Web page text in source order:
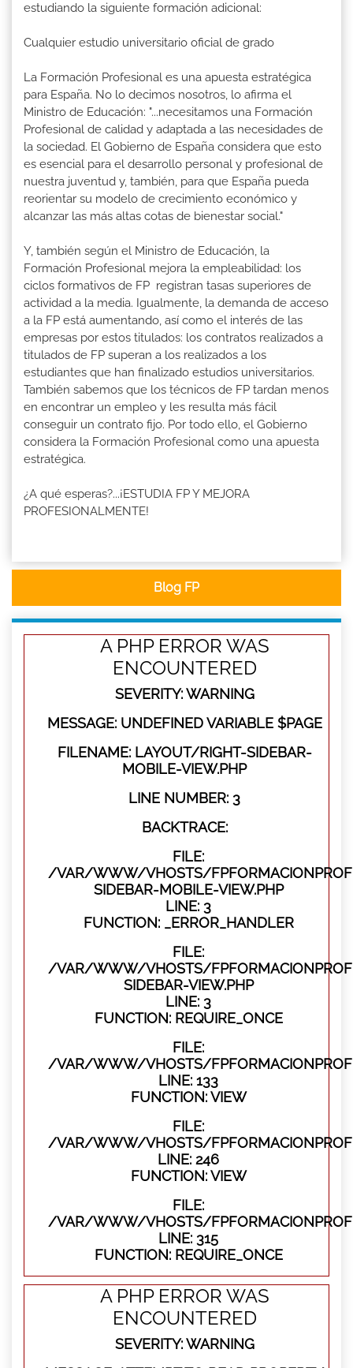
estudiando la siguiente formación adicional:
Cualquier estudio universitario oficial de grado
La Formación Profesional es una apuesta estratégica
para España. No lo decimos nosotros, lo afirma el
Ministro de Educación: "...necesitamos una Formación
Profesional de calidad y adaptada a las necesidades de
la sociedad. El Gobierno de España considera que esto
es esencial para el desarrollo personal y profesional de
nuestra juventud y, también, para que España pueda
reorientar su modelo de crecimiento económico y
alcanzar las más altas cotas de bienestar social."
Y, también según el Ministro de Educación, la
Formación Profesional mejora la empleabilidad: los
ciclos formativos de FP registran tasas superiores de
actividad a la media. Igualmente, la demanda de acceso
a la FP está aumentando, así como el interés de las
empresas por estos titulados: los contratos realizados a
titulados de FP superan a los realizados a los
estudiantes que han finalizado estudios universitarios.
También sabemos que los técnicos de FP tardan menos
en encontrar un empleo y les resulta más fácil
conseguir un contrato fijo. Por todo ello, el Gobierno
considera la Formación Profesional como una apuesta
estratégica.
¿A qué esperas?...¡ESTUDIA FP Y MEJORA
PROFESIONALMENTE!
Blog FP
A PHP ERROR WAS
ENCOUNTERED
SEVERITY: WARNING
MESSAGE: UNDEFINED VARIABLE $PAGE
FILENAME: LAYOUT/RIGHT-SIDEBAR-
MOBILE-VIEW.PHP
LINE NUMBER: 3
BACKTRACE:
FILE:
/VAR/WWW/VHOSTS/
SIDEBAR-MOBILE-VIEW.PHP
LINE: 3
FUNCTION: _ERROR_HANDLER
FILE:
/VAR/WWW/VHOSTS/
SIDEBAR-VIEW.PHP
LINE: 3
FUNCTION: REQUIRE_ONCE
FILE:
/VAR/WWW/VHOSTS/
LINE: 133
FUNCTION: VIEW
FILE:
/VAR/WWW/VHOSTS/
LINE: 246
FUNCTION: VIEW
FILE:
/VAR/WWW/VHOSTS/
LINE: 315
FUNCTION: REQUIRE_ONCE
A PHP ERROR WAS
ENCOUNTERED
SEVERITY: WARNING